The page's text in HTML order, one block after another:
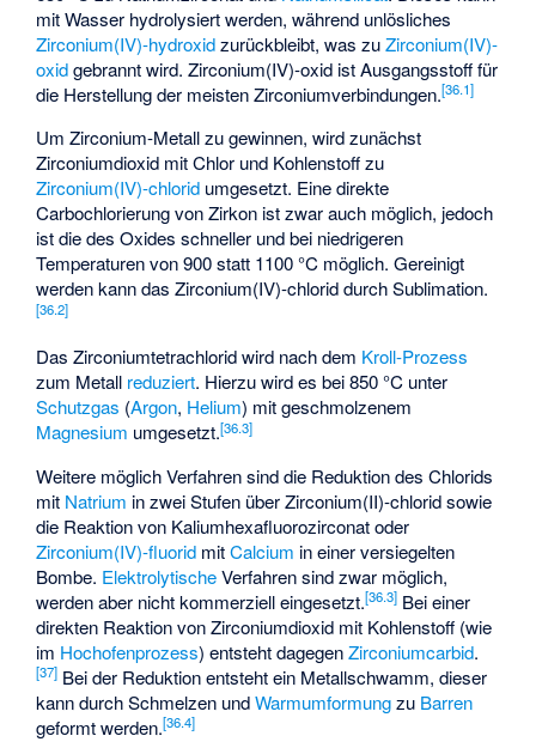
mit Wasser hydrolysiert werden, während unlösliches
Zirconium(IV)-hydroxidzurückbleibt, was zuZirconium(IV)-
oxidgebrannt wird. Zirconium(IV)-oxid ist Ausgangsstoff für
die Herstellung der meisten Zirconiumverbindungen.[36.1]
Um Zirconium-Metall zu gewinnen, wird zunächst
Zirconiumdioxid mit Chlor und Kohlenstoff zu
Zirconium(IV)-chlorid umgesetzt. Eine direkte
Carbochlorierung von Zirkon ist zwar auch möglich, jedoch
ist die des Oxides schneller und bei niedrigeren
Temperaturen von 900 statt 1100 °C möglich. Gereinigt
werden kann das Zirconium(IV)-chlorid durchSublimation.
[36.2]
Das Zirconiumtetrachlorid wird nach dem Kroll-Prozess
zum Metall reduziert. Hierzu wird es bei 850 °C unter
Schutzgas (Argon, Helium) mit geschmolzenem
Magnesium umgesetzt.[36.3]
Weitere möglich Verfahren sind die Reduktion des Chlorids
mit Natrium in zwei Stufen überZirconium(II)-chloridsowie
die Reaktion von Kaliumhexafluorozirconat oder
Zirconium(IV)-fluorid mitCalcium in einer versiegelten
Bombe. ElektrolytischeVerfahren sind zwar möglich,
werden aber nicht kommerziell eingesetzt.[36.3] Bei einer
direkten Reaktion von Zirconiumdioxid mit Kohlenstoff (wie
im Hochofenprozess) entsteht dagegenZirconiumcarbid.
[37] Bei der Reduktion entsteht ein Metallschwamm, dieser
kann durch Schmelzen undWarmumformungzu Barren
geformt werden.[36.4]